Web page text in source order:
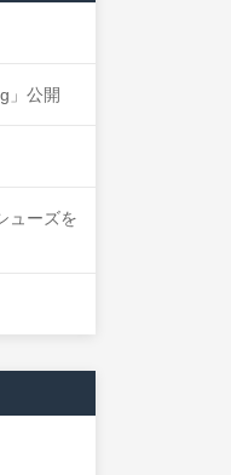
」公開
ューズを